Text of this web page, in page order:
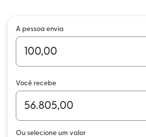
A pessoa envia
Você recebe
Ou selecione um valor